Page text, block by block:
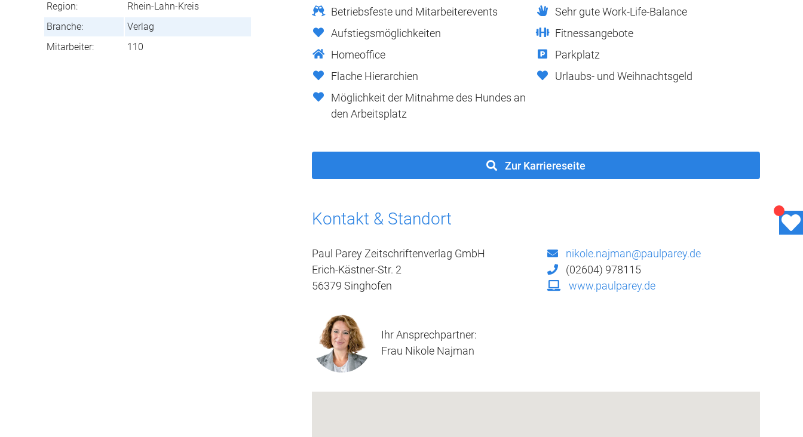
Region:
Rhein-Lahn-Kreis
Branche:
Verlag
Mitarbeiter:
110
Betriebsfeste und Mitarbeiterevents
Sehr gute Work-Life-Balance
Aufstiegsmöglichkeiten
Fitnessangebote
Homeoffice
Parkplatz
Flache Hierarchien
Urlaubs- und Weihnachtsgeld
Möglichkeit der Mitnahme des Hundes an
den Arbeitsplatz
Zur Karriereseite
Kontakt & Standort
Paul Parey Zeitschriftenverlag GmbH
Erich-Kästner-Str. 2
56379 Singhofen
nikole.najman@paulparey.de
(02604) 978115
www.paulparey.de
Ihr Ansprechpartner:
Frau Nikole Najman